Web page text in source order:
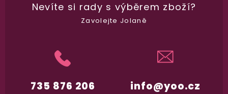
98% spokojenost
dlerecenzí ověřených zakazníků
info@yoo.cz
735 876 206
Nevíte si rady s výběrem zboží?
Zavolejte Jolaně